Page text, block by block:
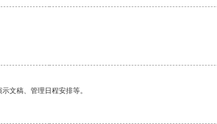
文稿、管理日程安排等。